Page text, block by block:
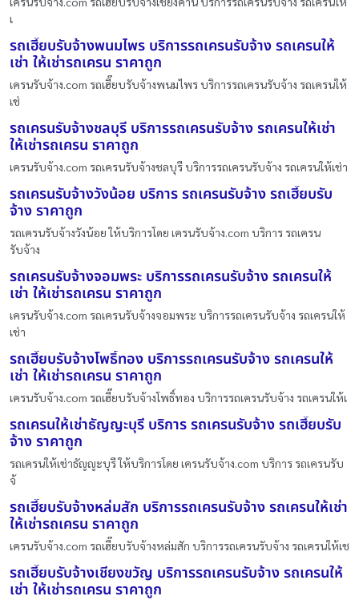
เ
รถเฮี๊ยบรับจ้างพนมไพร บริการรถเครนรับจ้าง รถเครนให้
เช่า ให้เช่ารถเครน ราคาถูก
เครนรับจ้าง.com รถเฮี๊ยบรับจ้างพนมไพร บริการรถเครนรับจ้าง รถเครนให้
เช่
รถเครนรับจ้างชลบุรี บริการรถเครนรับจ้าง รถเครนให้เช่า
ให้เช่ารถเครน ราคาถูก
เครนรับจ้าง.com รถเครนรับจ้างชลบุรี บริการรถเครนรับจ้าง รถเครนให้เช่า
รถเครนรับจ้างวังน้อย บริการ รถเครนรับจ้าง รถเฮี๊ยบรับ
จ้าง ราคาถูก
รถเครนรับจ้างวังน้อย ให้บริการโดย เครนรับจ้าง.com บริการ รถเครน
รับจ้าง
รถเครนรับจ้างจอมพระ บริการรถเครนรับจ้าง รถเครนให้
เช่า ให้เช่ารถเครน ราคาถูก
เครนรับจ้าง.com รถเครนรับจ้างจอมพระ บริการรถเครนรับจ้าง รถเครนให้
เช่า
รถเฮี๊ยบรับจ้างโพธิ์ทอง บริการรถเครนรับจ้าง รถเครนให้
เช่า ให้เช่ารถเครน ราคาถูก
เครนรับจ้าง.com รถเฮี๊ยบรับจ้างโพธิ์ทอง บริการรถเครนรับจ้าง รถเครนให้เ
รถเครนให้เช่าธัญญะบุรี บริการ รถเครนรับจ้าง รถเฮี๊ยบรับ
จ้าง ราคาถูก
รถเครนให้เช่าธัญญะบุรี ให้บริการโดย เครนรับจ้าง.com บริการ รถเครนรับ
จ้
รถเฮี๊ยบรับจ้างหล่มสัก บริการรถเครนรับจ้าง รถเครนให้เช่า
ให้เช่ารถเครน ราคาถูก
เครนรับจ้าง.com รถเฮี๊ยบรับจ้างหล่มสัก บริการรถเครนรับจ้าง รถเครนให้เช
รถเฮี๊ยบรับจ้างเชียงขวัญ บริการรถเครนรับจ้าง รถเครนให้
เช่า ให้เช่ารถเครน ราคาถูก